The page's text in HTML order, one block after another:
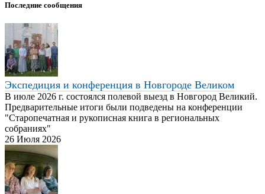
Последние сообщения
Экспедиция и конференция в Новгороде Великом
В июле 2026 г. состоялся полевой выезд в Новгород Великий.
Предварительные итоги были подведены на конференции
"Старопечатная и рукописная книга в региональных
собраниях"
26 Июля 2026